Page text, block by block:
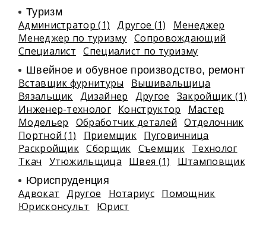
Туризм
Администратор (1) Другое (1)
Менеджер
Менеджер по туризму Сопровождающий
Специалист
Специалист по туризму
Швейное и обувное производство, ремонт
Вставщик фурнитуры
Вышивальщица
Вязальщик Дизайнер Другое
Закройщик (1)
Инженер-технолог Конструктор
Мастер
Модельер
Обработчик деталей
Отделочник
Портной (1)
Приемщик Пуговичница
Раскройщик Сборщик Съемщик Технолог
Ткач
Утюжильщица Швея (1) Штамповщик
Юриспруденция
Адвокат Другое Нотариус Помощник
Юрисконсульт
Юрист